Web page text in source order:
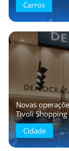
Carros
Novas
Tivoli Shopping
Cidade